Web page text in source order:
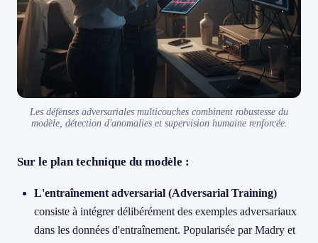
Les défenses adversariales multicouches combinent robustesse du
modèle, détection d'anomalies et supervision humaine renforcée.
Sur le plan technique du modèle :
L'entraînement adversarial (Adversarial Training)
consiste à intégrer délibérément des exemples adversariaux
dans les données d'entraînement. Popularisée par Madry et